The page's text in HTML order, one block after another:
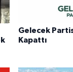
Gelecek
Kapattı